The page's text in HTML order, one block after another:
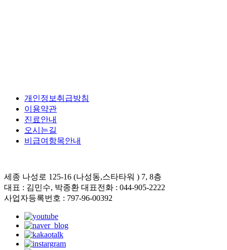
개인정보취급방침
이용약관
진료안내
오시는길
비급여항목안내
세종 나성로 125-16 (나성동,스타타워 ) 7, 8층
대표 : 김민수, 박종환 대표전화 : 044-905-2222
사업자등록번호 : 797-96-00392